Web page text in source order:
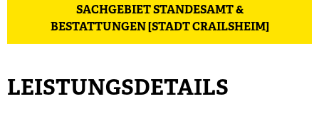
SACHGEBIET STANDESAMT &
BESTATTUNGEN [STADT CRAILSHEIM]
LEISTUNGSDETAILS